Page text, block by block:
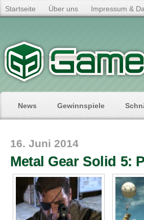
Startseite Über uns Impressum &
News Gewinnspiele
16. Juni 2014
Metal Gear Solid 5: